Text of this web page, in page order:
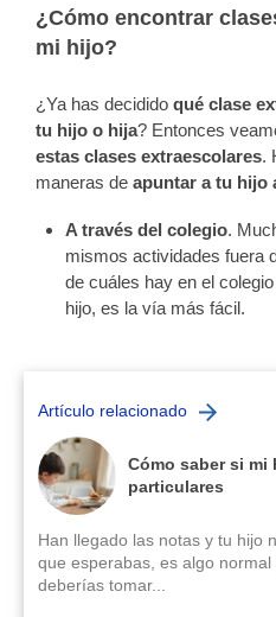
¿Cómo encontrar
mi hijo?
¿Ya has decidido qué clase
tu hijo o hija? Entonces
estas clases extraescolares.
maneras de apuntar a tu hijo
A través del colegio.
mismos actividades fuera
de cuáles hay en el
hijo, es la vía más fácil.
Artículo relacionado
Cómo saber si mi
particulares
Han llegado las notas y tu hijo
que esperabas, es algo
deberías tomar...